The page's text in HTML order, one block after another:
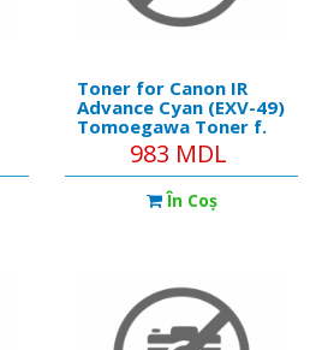
Toner for Canon IR
Advance Cyan (EXV-49)
Tomoegawa Toner f.
Canon IR 1018/19/
1020/1022/203 EXV18
983 MDL
În Coş